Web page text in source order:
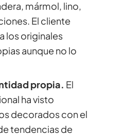
mármol, lino,
El cliente
los originales
aunque no lo
propia. El
ha visto
decorados con el
tendencias de